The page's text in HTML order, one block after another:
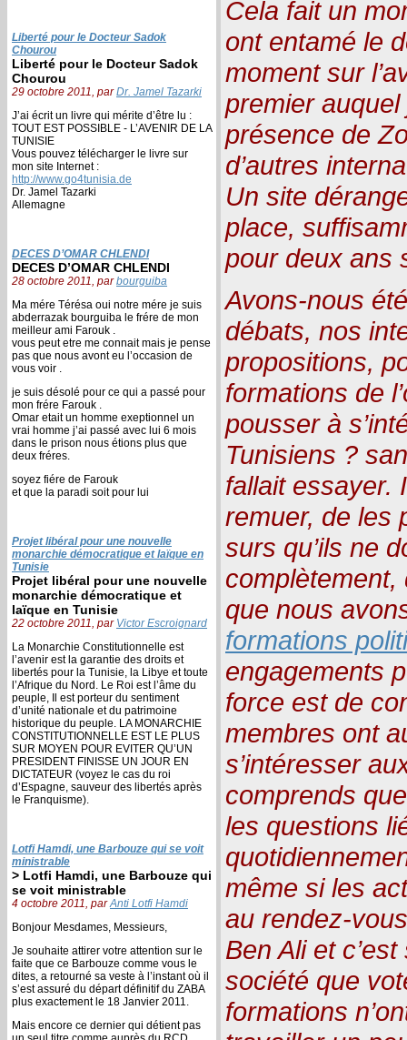
Liberté pour le Docteur Sadok
Chourou
Liberté pour le Docteur Sadok
Chourou
29 octobre 2011, parDr. Jamel Tazarki
J’ai écrit un livre qui mérite d’être lu :
TOUT EST POSSIBLE - L’AVENIR DE LA
TUNISIE
Vous pouvez télécharger le livre sur
mon site Internet :
http://www.go4tunisia.de
Dr. Jamel Tazarki
Allemagne
DECES D’OMAR CHLENDI
DECES D’OMAR CHLENDI
28 octobre 2011, parbourguiba
Ma mére Térésa oui notre mére je suis
abderrazak bourguiba le frére de mon
meilleur ami Farouk .
vous peut etre me connait mais je pense
pas que nous avont eu l’occasion de
vous voir .
je suis désolé pour ce qui a passé pour
mon frére Farouk .
Omar etait un homme exeptionnel un
vrai homme j’ai passé avec lui 6 mois
dans le prison nous étions plus que
deux fréres.
soyez fiére de Farouk
et que la paradi soit pour lui
Projet libéral pour une nouvelle
monarchie démocratique et laïque en
Tunisie
Projet libéral pour une nouvelle
monarchie démocratique et
laïque en Tunisie
22 octobre 2011, par Victor Escroignard
La Monarchie Constitutionnelle est
l’avenir est la garantie des droits et
libertés pour la Tunisie, la Libye et toute
l’Afrique du Nord. Le Roi est l’âme du
peuple, Il est porteur du sentiment
d’unité nationale et du patrimoine
historique du peuple. LA MONARCHIE
CONSTITUTIONNELLE EST LE PLUS
SUR MOYEN POUR EVITER QU’UN
PRESIDENT FINISSE UN JOUR EN
DICTATEUR (voyez le cas du roi
d’Espagne, sauveur des libertés après
le Franquisme).
Lotfi Hamdi, une Barbouze qui se voit
ministrable
> Lotfi Hamdi, une Barbouze qui
se voit ministrable
4 octobre 2011, parAnti Lotfi Hamdi
Bonjour Mesdames, Messieurs,
Je souhaite attirer votre attention sur le
faite que ce Barbouze comme vous le
dites, a retourné sa veste à l’instant où il
s’est assuré du départ définitif du ZABA
plus exactement le 18 Janvier 2011.
Mais encore ce dernier qui détient pas
Cela fait un
ont entamé le
moment sur
premier auquel
présence de
d’autres
Un site
place,
pour deux ans
Avons-nous
débats, nos
propositions,
formations de
pousser à
Tunisiens ?
fallait essayer.
remuer, de les
surs qu’ils ne
complètement,
que nous
formations
engagements
force est de
membres ont
s’intéresser
comprends
les questions
même si les
au rendez-
Ben Ali et
société que
formations